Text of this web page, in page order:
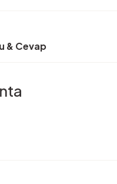
& Cevap